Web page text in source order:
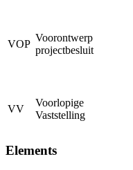
VOP
Voorontwerp
projectbesluit
VV
Voorlopige
Vaststelling
Elements